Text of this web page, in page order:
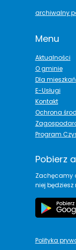
archiwalny
Menu
Aktualności
O gminie
Dla
E-Usługi
Kontakt
Ochrona
Program
Pobierz
Zachęcamy
niej
Polityka